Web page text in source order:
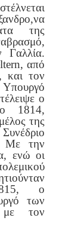
να
της
βρασμό,
Γαλλία.
από
και τον
ο
1814,
της
Με την
ενώ οι
κού
ο
των
τον